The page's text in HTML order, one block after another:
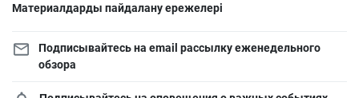
Материалдарды пайдалану ережелері
Подписывайтесь на email рассылку еженедельного
обзора